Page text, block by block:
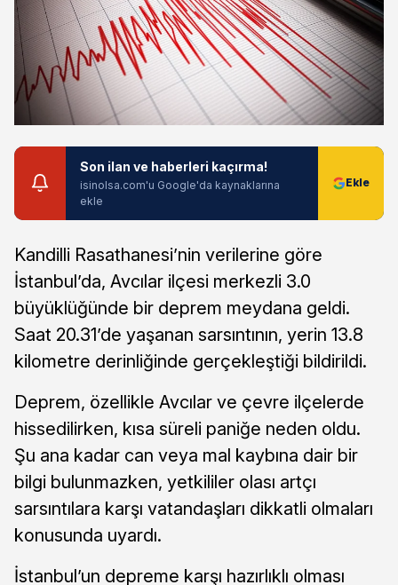
Son ilan ve haberleri kaçırma!
isinolsa.com'u Google'da kaynaklarına
ekle
Kandilli Rasathanesi’nin verilerine göre
İstanbul’da, Avcılar ilçesi merkezli 3.0
büyüklüğünde bir deprem meydana geldi.
Saat 20.31’de yaşanan sarsıntının, yerin 13.8
kilometre derinliğinde gerçekleştiği bildirildi.
Deprem, özellikle Avcılar ve çevre ilçelerde
hissedilirken, kısa süreli paniğe neden oldu.
Şu ana kadar can veya mal kaybına dair bir
bilgi bulunmazken, yetkililer olası artçı
sarsıntılara karşı vatandaşları dikkatli olmaları
konusunda uyardı.
İstanbul’un depreme karşı hazırlıklı olması